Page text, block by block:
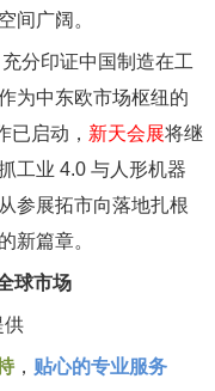
间广阔。
分印证中国制造在工
为中东欧市场枢纽的
已启动， 新天会展将继
工业 4.0 与人形机器
参展拓市向落地扎根
新篇章。
球市场
供
， 贴心的专业服务